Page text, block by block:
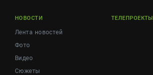
НОВОСТИ
Лента новостей
Фото
Видео
Сюжеты
ТЕЛЕПРОЕКТЫ